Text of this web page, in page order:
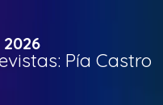
Pía Castro